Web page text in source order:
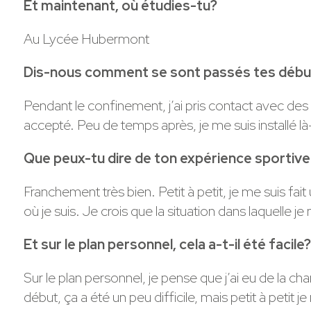
Et maintenant, où étudies-tu?
Au Lycée Hubermont
Dis-nous comment se sont passés tes
Pendant le confinement, j’ai pris contact avec
accepté. Peu de temps après, je me suis
Que peux-tu dire de ton expérience sportive
Franchement très bien. Petit à petit, je me suis
où je suis. Je crois que la situation dans laquelle
Et sur le plan personnel, cela a-t-il été facile?
Sur le plan personnel, je pense que j’ai eu de la
début, ça a été un peu difficile, mais petit à petit